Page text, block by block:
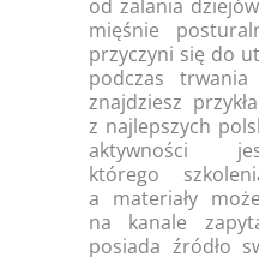
od zalania
mięśnie
przyczyni się do
podczas trwania
znajdziesz
z najlepszych
aktywności
którego
a materiały
na kanale
posiada źródło